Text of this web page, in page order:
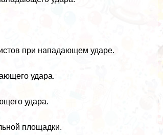
при нападающем ударе.
удара.
удара.
площадки.